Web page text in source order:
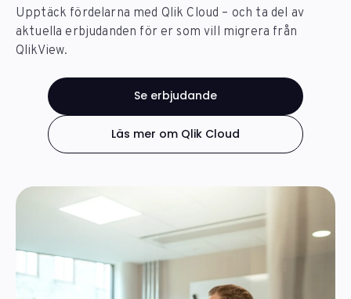
Upptäck fördelarna med Qlik Cloud – och ta del av
aktuella erbjudanden för er som vill migrera från
QlikView.
Se erbjudande
Läs mer om Qlik Cloud